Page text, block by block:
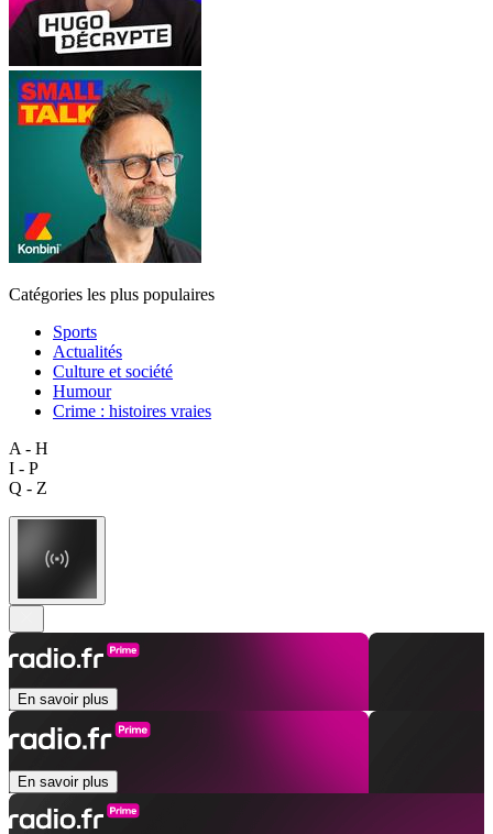
Catégories les plus populaires
Sports
Actualités
Culture et société
Humour
Crime : histoires vraies
A - H
I - P
Q - Z
En savoir plus
En savoir plus